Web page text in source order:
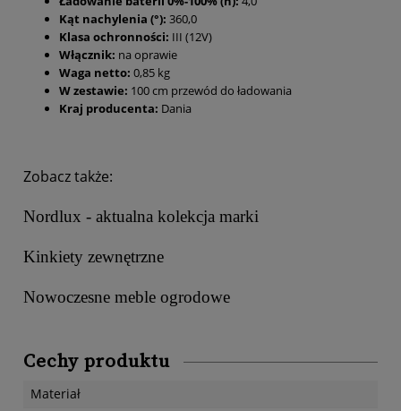
Kąt nachylenia (°): 360,0
Klasa ochronności: III (12V)
Włącznik: na oprawie
Waga netto: 0,85 kg
W zestawie: 100 cm przewód do ładowania
Kraj producenta: Dania
Zobacz także:
Nordlux - aktualna kolekcja marki
Kinkiety zewnętrzne
Nowoczesne meble ogrodowe
Cechy produktu
Materiał